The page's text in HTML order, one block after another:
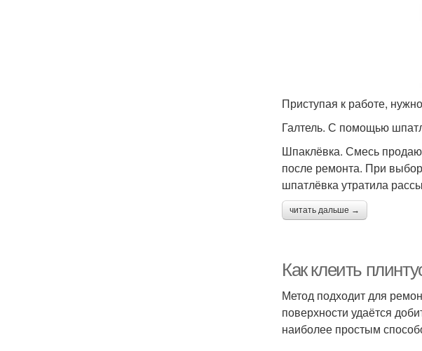
Приступая к работе,
Галтель. С помощью
Шпаклёвка. Смесь
после ремонта. При
шпатлёвка утратила
читать дальше →
Как клеить
Метод подходит для
поверхности удаётся
наиболее простым